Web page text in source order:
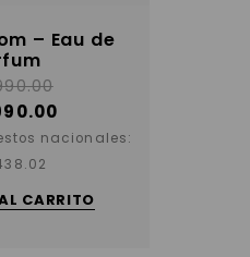
– Eau de
nacionales:
CARRITO